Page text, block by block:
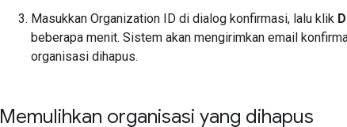
Masukkan Organization ID di dialog konfirmasi, lalu klik
beberapa menit. Sistem akan mengirimkan email
organisasi dihapus.
Memulihkan organisasi yang dihapus